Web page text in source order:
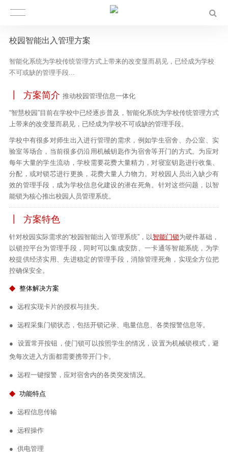
校园智能出入管理方案
智能化系统为学校传统管理方式上带来的改变显而易见，已经成为学校
不可或缺的管理手段...
方案简介 推动校园管理信息一体化
“智慧校园”目前在学校中已经逐步普及，智能化系统为学校传统管理方式
上带来的改变显而易见，已经成为学校不可或缺的管理手段。
学校中有很多对师生出入进行管理的需求，例如学生宿舍、办公室、实
验室等场合，当前很多仍沿用机械钥匙作为宿舍等开门的方式。为应对
每年大量的学生流动，学校需要花费大量精力，对寝室钥匙进行收集、
分配，或对锁芯进行更换，花费大量人力物力。对校园人员出入缺少有
效的管理手段，成为学校信息化建设的潜在死角。针对这些问题，以智
能锁为核心推出校园人员管理系统。
┃ 方案特色
针对校园实际需求的“校园智能出入管理系统”，以智能门锁为硬件基础，
以锁控平台为管理手段，同时可以集成安防、一卡通等智能系统，为学
校提供经济实用、先进稳定的管理手段，消除管理死角，实现全方位把
控确保安全。
◆ 整体解决方案
● 远程实现卡片的授权与挂失。
● 远程采集门锁状态，包括开锁记录、电量信息、各类报警信息等。
●
设置常开按钮，使门锁可以按照学生的情况，设置为机械锁模式，避
免每次进入方面都需要携带开门卡。
● 远程一键报警，应对宿舍内的各类突发情况。
◆ 功能特点
● 远程信息传输
● 远程操作
● 供电管理